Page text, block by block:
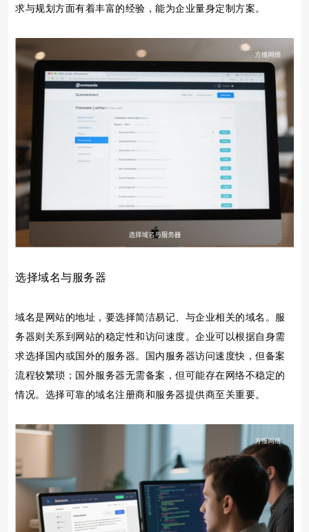
求与规划方面有着丰富的经验，能为企业量身定制方案。
选择域名与服务器
域名是网站的地址，要选择简洁易记、与企业相关的域名。服
务器则关系到网站的稳定性和访问速度。企业可以根据自身需
求选择国内或国外的服务器。国内服务器访问速度快，但备案
流程较繁琐；国外服务器无需备案，但可能存在网络不稳定的
情况。选择可靠的域名注册商和服务器提供商至关重要。